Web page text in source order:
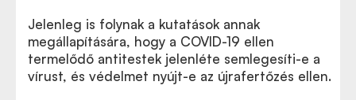
Jelenleg is folynak a kutatások annak
megállapítására, hogy a COVID-19 ellen
termelődő antitestek jelenléte semlegesíti-e a
vírust, és védelmet nyújt-e az újrafertőzés ellen.